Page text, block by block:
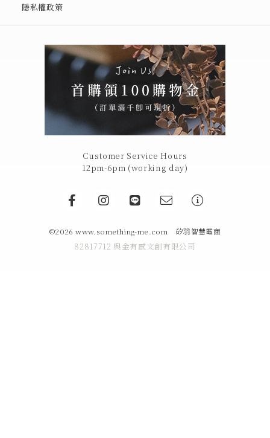
隱私權政策
©2026 www.something-me.com 矽羽智慧電商